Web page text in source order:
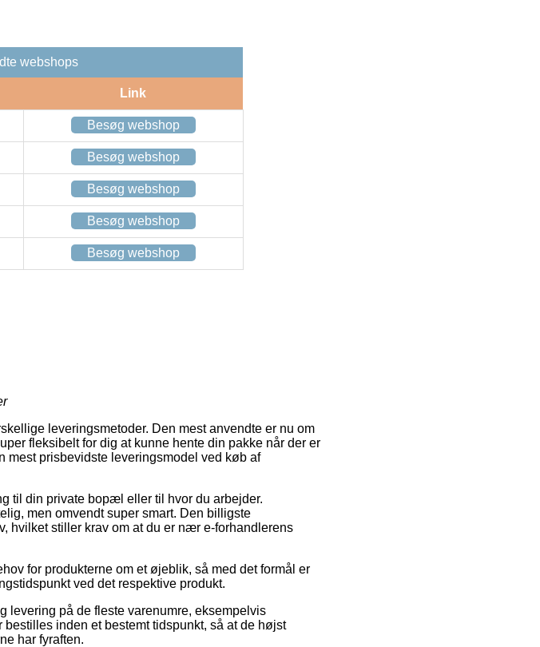
webshops
Link
Besøg webshop
Besøg webshop
Besøg webshop
Besøg webshop
Besøg webshop
leveringsmetoder. Den mest anvendte er nu om
fleksibelt for dig at kunne hente din pakke når der er
mest prisbevidste leveringsmodel ved køb af
til din private bopæl eller til hvor du arbejder.
men omvendt super smart. Den billigste
hvilket stiller krav om at du er nær e-forhandlerens
for produkterne om et øjeblik, så med det formål er
ved det respektive produkt.
levering på de fleste varenumre, eksempelvis
inden et bestemt tidspunkt, så at de højst
har fyraften.